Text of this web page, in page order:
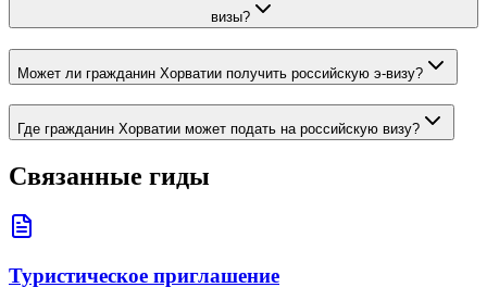
визы?
Может ли гражданин Хорватии получить российскую э-визу?
Где гражданин Хорватии может подать на российскую визу?
Связанные гиды
Туристическое приглашение